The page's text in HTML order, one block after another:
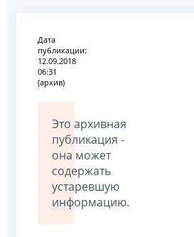
Дата
публикации:
12.09.2018
06:31
(архив)
Это архивная
публикация -
она может
содержать
устаревшую
информацию.